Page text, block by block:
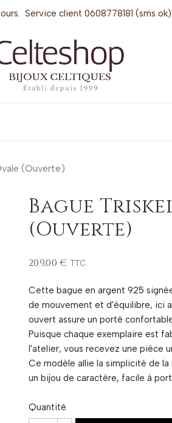
Service client 0608778181 (sms
(Ouverte)
Bague
(Ouverte)
209,00 € TTC
Cette bague en argent 925
de mouvement et d'équilibre, ici
ouvert assure un porté
Puisque chaque exemplaire est
l'atelier, vous recevez une pièce
Ce modèle allie la simplicité de
un bijou de caractère, facile à
Quantité